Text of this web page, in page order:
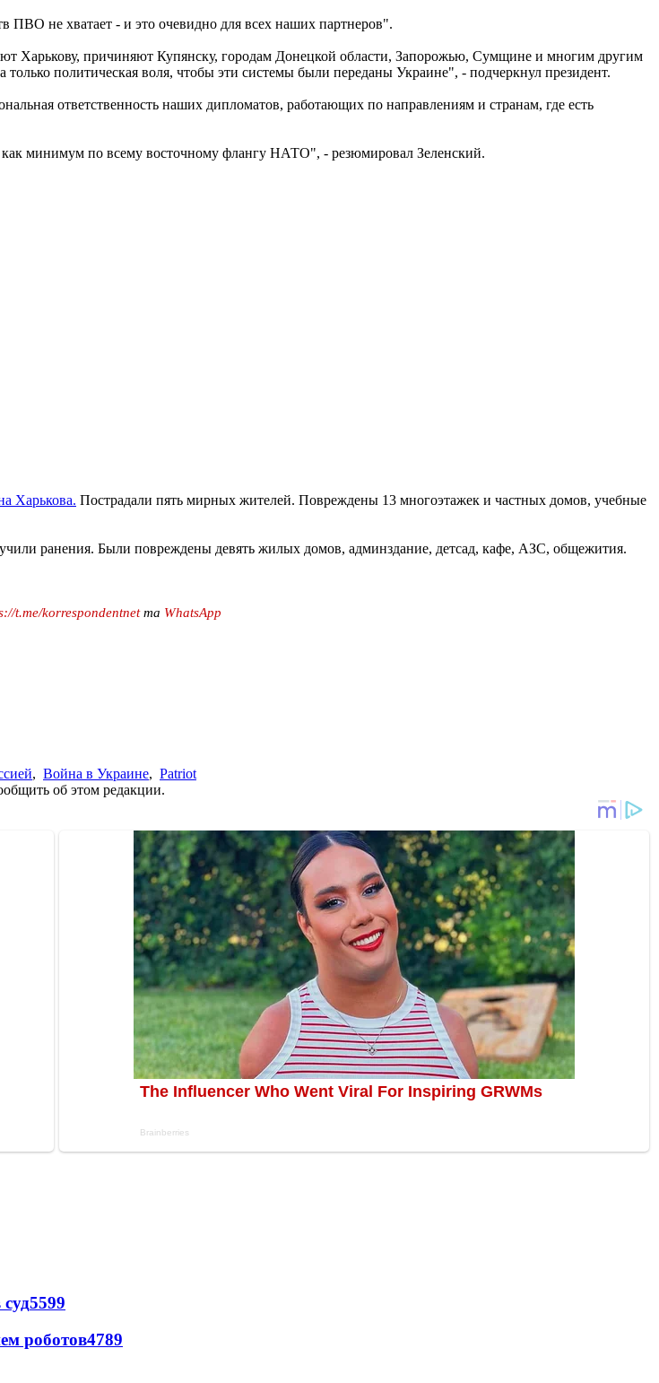
ПВО не хватает - и это очевидно для всех наших партнеров".
Харькову, причиняют Купянску, городам Донецкой области, Запорожью, Сумщине и многим другим
политическая воля, чтобы эти системы были переданы Украине", - подчеркнул президент.
ответственность наших дипломатов, работающих по направлениям и странам, где есть
минимум по всему восточному флангу НАТО", - резюмировал Зеленский.
Харькова. Пострадали пять мирных жителей. Повреждены 13 многоэтажек и частных домов, учебные
ранения. Были повреждены девять жилых домов, админздание, детсад, кафе, АЗС, общежития.
t.me/korrespondentnetта WhatsApp
, Война в Украине, Patriot
об этом редакции.
5599
роботов4789